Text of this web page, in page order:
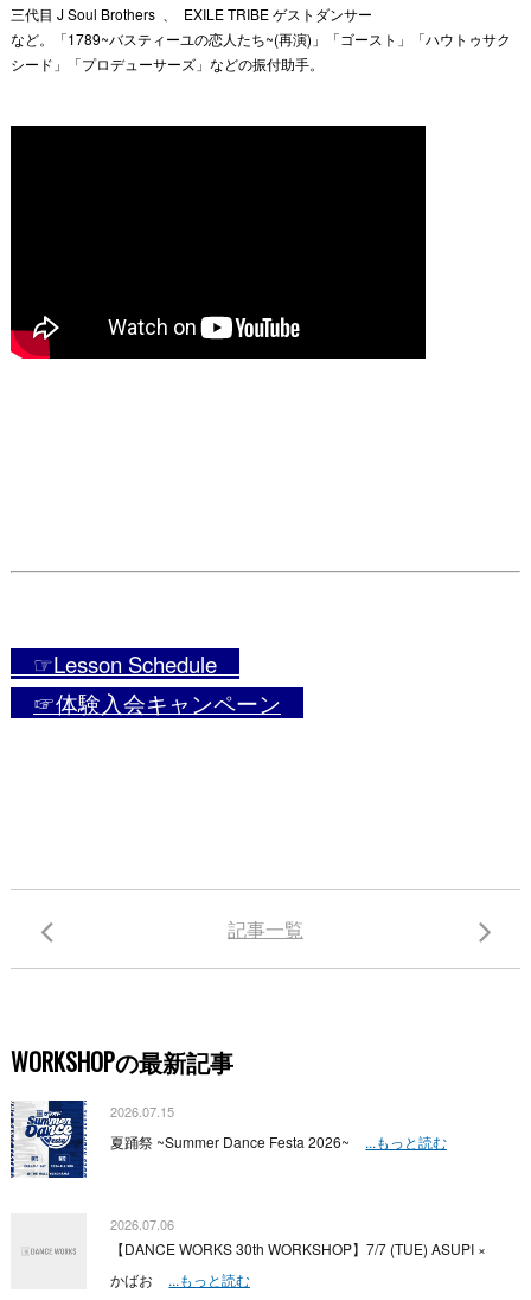
三代目 J Soul Brothers 、 EXILE TRIBE ゲストダンサー
など。「1789~バスティーユの恋人たち~(再演)」「ゴースト」「ハウトゥサク
シード」「プロデューサーズ」 などの振付助手。
☞Lesson Schedule
☞体験入会キャンペーン
記事一覧
WORKSHOPの最新記事
2026.07.15
夏踊祭 ~Summer Dance Festa 2026~ ...もっと読む
2026.07.06
【DANCE WORKS 30th WORKSHOP】7/7 (TUE) ASUPI ×
かばお
...もっと読む